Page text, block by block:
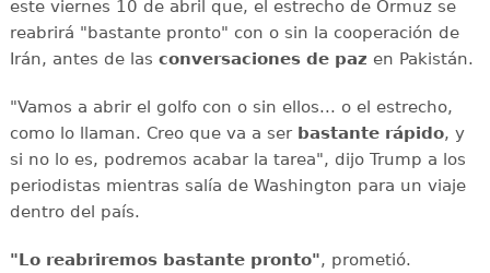
este viernes 10 de abril que, el estrecho de Ormuz se
reabrirá "bastante pronto" con o sin la cooperación de
Irán, antes de las conversaciones de paz en Pakistán.
"Vamos a abrir el golfo con o sin ellos... o el estrecho,
como lo llaman. Creo que va a ser bastante rápido, y
si no lo es, podremos acabar la tarea", dijo Trump a los
periodistas mientras salía de Washington para un viaje
dentro del país.
"Lo reabriremos bastante pronto", prometió.